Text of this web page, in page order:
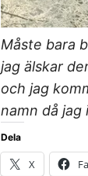
Måste bara
jag älskar
och jag
namn då
Dela
X